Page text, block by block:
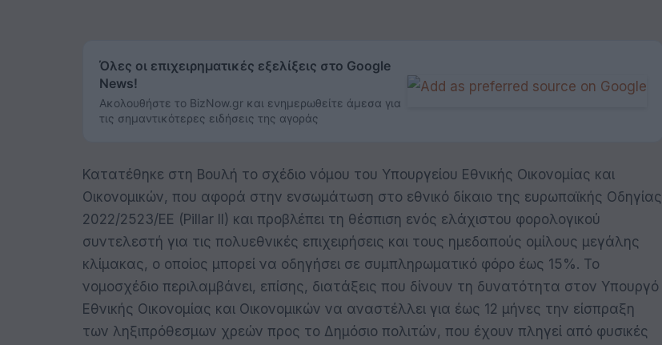
Όλες οι επιχειρηματικές εξελίξεις στο Google
News!
Ακολουθήστε το BizNow.gr και ενημερωθείτε άμεσα για
τις σημαντικότερες ειδήσεις της αγοράς
Κατατέθηκε στη Βουλή το σχέδιο νόμου του Υπουργείου Εθνικής Οικονομίας και
Οικονομικών, που αφορά στην ενσωμάτωση στο εθνικό δίκαιο της ευρωπαϊκής Οδηγίας
2022/2523/ΕΕ (Pillar II) και προβλέπει τη θέσπιση ενός ελάχιστου φορολογικού
συντελεστή για τις πολυεθνικές επιχειρήσεις και τους ημεδαπούς ομίλους μεγάλης
κλίμακας, ο οποίος μπορεί να οδηγήσει σε συμπληρωματικό φόρο έως 15%. Το
νομοσχέδιο περιλαμβάνει, επίσης, διατάξεις που δίνουν τη δυνατότητα στον Υπουργό
Εθνικής Οικονομίας και Οικονομικών να αναστέλλει για έως 12 μήνες την είσπραξη
των ληξιπρόθεσμων χρεών προς το Δημόσιο πολιτών, που έχουν πληγεί από φυσικές